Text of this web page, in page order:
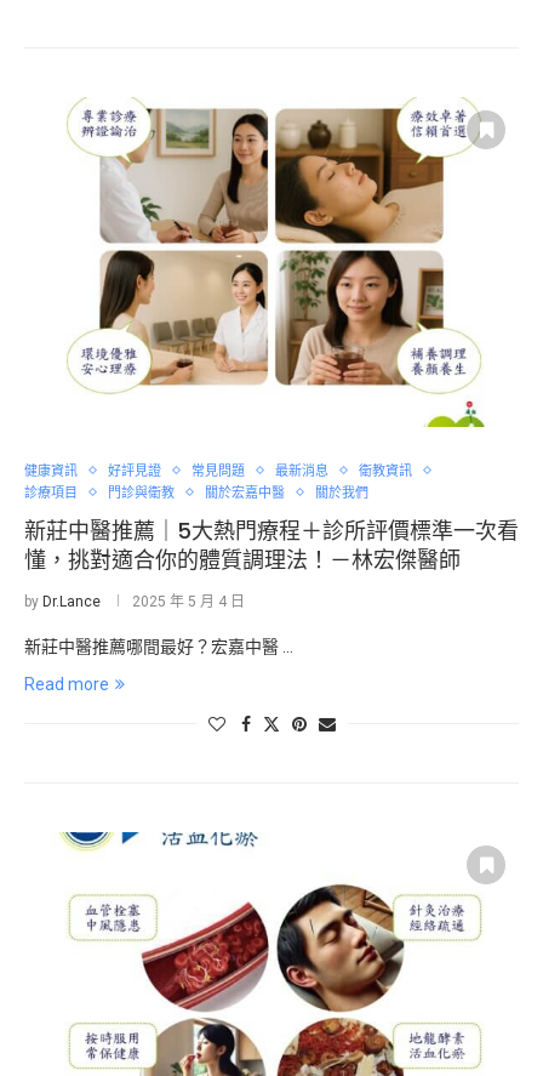
健康資訊 好評見證 常見問題 最新消息
衛教資訊
診療項目
門診與衛教 關於宏嘉中醫 關於我們
新莊中醫推薦｜5大熱門療程＋診所評價標準一次看
懂，挑對適合你的體質調理法！－林宏傑醫師
by Dr.Lance 2025 年 5 月 4 日
新莊中醫推薦哪間最好？宏嘉中醫 …
Read more